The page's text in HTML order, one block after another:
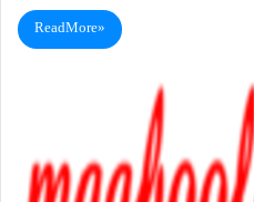
Read More »